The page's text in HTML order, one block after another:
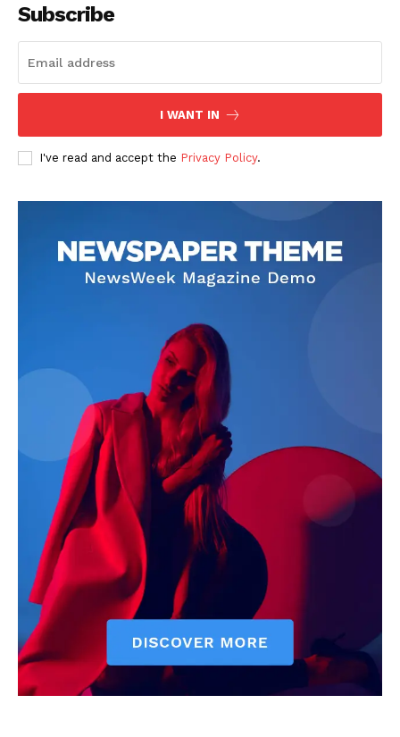
Subscribe
I WANT IN
I've read and accept the Privacy Policy.